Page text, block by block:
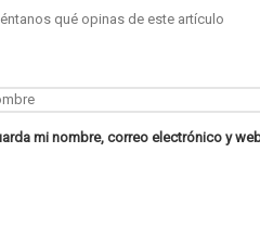
mi nombre, correo electrónico y